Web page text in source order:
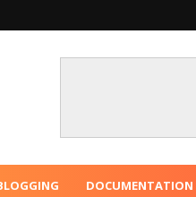
DOCUMENTATION